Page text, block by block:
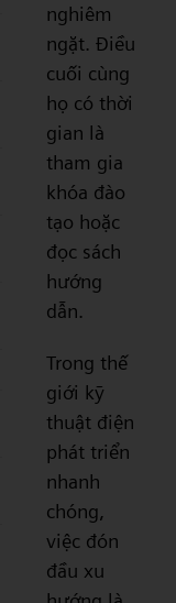
nghiêm
ngặt. Điều
cuối cùng
họ có thời
gian là
tham gia
khóa đào
tạo hoặc
đọc sách
hướng
dẫn.
Trong thế
giới kỹ
thuật điện
phát triển
nhanh
chóng,
việc đón
đầu xu